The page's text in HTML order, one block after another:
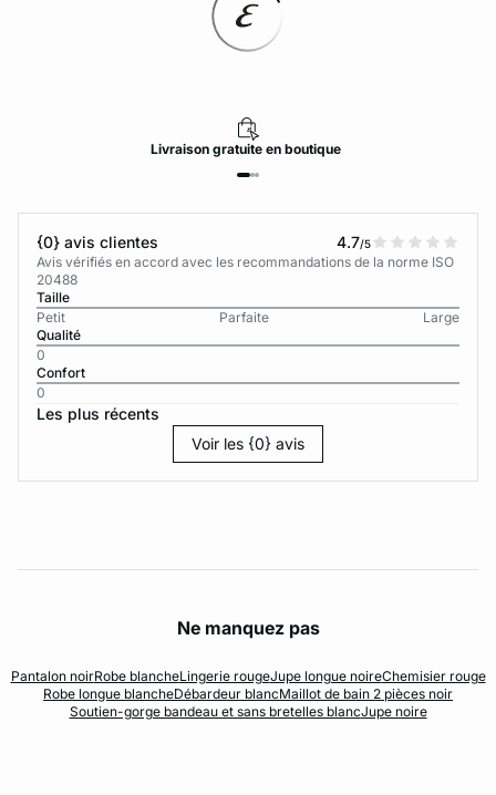
Livraisongratuiteen boutique
{0} avis clientes 4.7/5
Avis vérifiés en accord avec les recommandations de la norme ISO
20488
Taille
Petit
Parfaite
Large
Qualité
0
Confort
0
Les plus récents
Voir les {0} avis
Ne manquez pas
Pantalon noirRobe blancheLingerie rougeJupe longue noireChemisier rouge
Robe longue blancheDébardeur blancMaillot de bain 2 pièces noir
Soutien-gorge bandeau et sans bretelles blancJupe noire